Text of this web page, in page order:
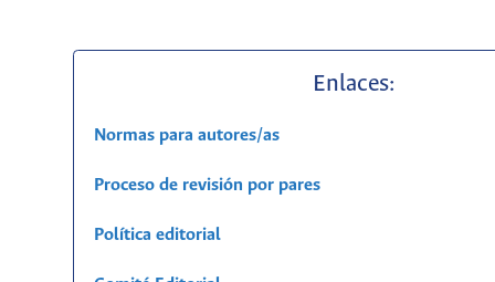
Enlaces:
Normas para autores/as
Proceso de revisión por pares
Política editorial